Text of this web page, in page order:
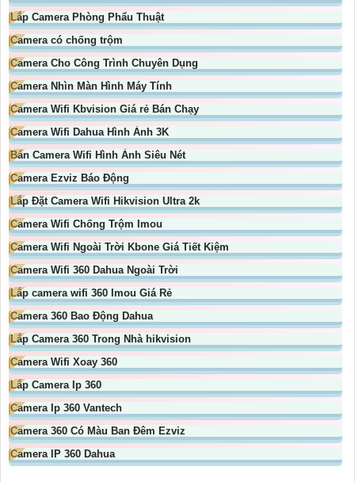
Lắp Camera Phòng Phẩu Thuật
Camera có chống trộm
Camera Cho Công Trình Chuyên Dụng
Camera Nhìn Màn Hình Máy Tính
Camera Wifi Kbvision Giá rẻ Bán Chạy
Camera Wifi Dahua Hình Ảnh 3K
Bán Camera Wifi Hình Ảnh Siêu Nét
Camera Ezviz Báo Động
Lắp Đặt Camera Wifi Hikvision Ultra 2k
Camera Wifi Chống Trộm Imou
Camera Wifi Ngoài Trời Kbone Giá Tiết Kiệm
Camera Wifi 360 Dahua Ngoài Trời
Lắp camera wifi 360 Imou Giá Rẻ
Camera 360 Bao Động Dahua
Lắp Camera 360 Trong Nhà hikvision
Camera Wifi Xoay 360
Lắp Camera Ip 360
Camera Ip 360 Vantech
Camera 360 Có Màu Ban Đêm Ezviz
Camera IP 360 Dahua